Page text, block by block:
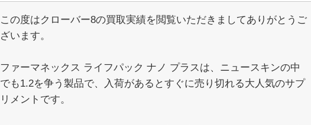
この度はクローバー8の買取実績を閲覧いただきましてありがとうご
ざいます。
ファーマネックス ライフパック ナノ プラスは、ニュースキンの中
でも1.2を争う製品で、入荷があるとすぐに売り切れる大人気のサプ
リメントです。